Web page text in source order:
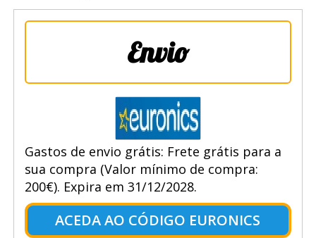
Envio
Gastos de envio grátis: Frete grátis para a
sua compra (Valor mínimo de compra:
200€). Expira em 31/12/2028.
ACEDA AO CÓDIGO EURONICS